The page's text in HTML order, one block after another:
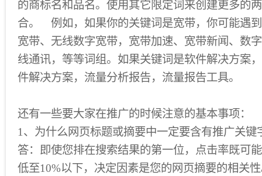
的商标名和品名。使用其它限定词来创建更多的
合。 例如，如果你的关键词是宽带，你可能遇
宽带、无线数字宽带，宽带加速、宽带新闻、数
线通讯，等等词组。如果关键词是软件解决方案
件解决方案，流量分析报告，流量报告工具。
还有一些要大家在推广的时候注意的基本事项：
1、为什么网页标题或摘要中一定要含有推广关键
答：即使您排在搜索结果的第一位，点击率既可
低至10%以下，决定因素是您的网页摘要的相关